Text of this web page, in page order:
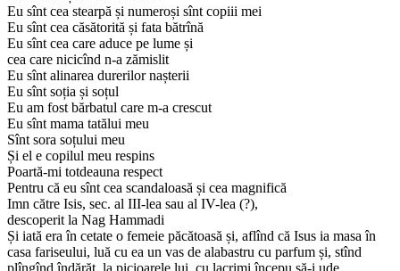
Eu sînt cea stearpă și numeroși sînt copiii mei
Eu sînt cea căsătorită și fata bătrînă
Eu sînt cea care aduce pe lume și
cea care nicicînd n-a zămislit
Eu sînt alinarea durerilor nașterii
Eu sînt soția și soțul
Eu am fost bărbatul care m-a crescut
Eu sînt mama tatălui meu
Sînt sora soțului meu
Și el e copilul meu respins
Poartă-mi totdeauna respect
Pentru că eu sînt cea scandaloasă și cea magnifică
Imn către Isis, sec. al III-lea sau al IV-lea (?),
descoperit la Nag Hammadi
Și iată era în cetate o femeie păcătoasă și, aflînd că Isus ia masa în
casa fariseului, luă cu ea un vas de alabastru cu parfum și, stînd